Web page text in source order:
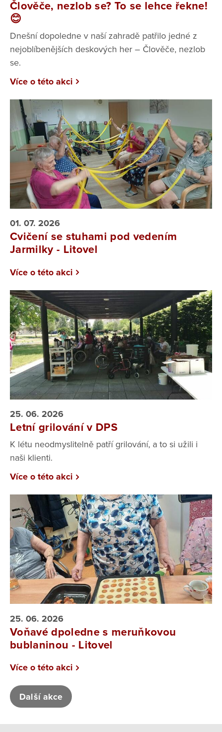
Člověče, nezlob se? To se lehce řekne!
😊
Dnešní dopoledne v naší zahradě patřilo jedné z
nejoblíbenějších deskových her – Člověče, nezlob
se.
Více o této akci
01. 07. 2026
Cvičení se stuhami pod vedením
Jarmilky - Litovel
Více o této akci
25. 06. 2026
Letní grilování v DPS
K létu neodmyslitelně patří grilování, a to si užili i
naši klienti.
Více o této akci
25. 06. 2026
Voňavé dpoledne s meruňkovou
bublaninou - Litovel
Více o této akci
Další akce